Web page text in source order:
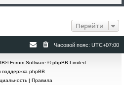
Перейти
Часовой пояс: UTC+07:00
® Forum Software © phpBB Limited
поддержка phpBB
| Правила